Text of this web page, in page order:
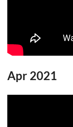
Apr 2021